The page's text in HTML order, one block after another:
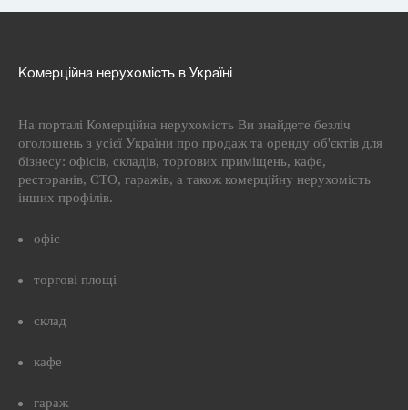
Комерційна нерухомість в Україні
На порталі Комерційна нерухомість Ви знайдете безліч
оголошень з усієї України про продаж та оренду об'єктів для
бізнесу: офісів, складів, торгових приміщень, кафе,
ресторанів, СТО, гаражів, а також комерційну нерухомість
інших профілів.
офіс
торгові площі
склад
кафе
гараж